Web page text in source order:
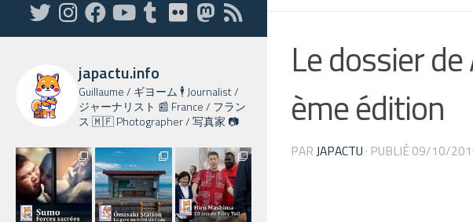
Le dossier
ème édition
PARJAPACTU · PUBLIÉ09/10/
japactu.info
Guillaume / ギヨーム 🕴️ Journalist /
ジャーナリスト 📰 France / フラン
ス 🇲🇫 Photographer / 写真家 📷